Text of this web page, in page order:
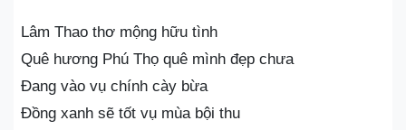
Lâm Thao thơ mộng hữu tình
Quê hương Phú Thọ quê mình đẹp chưa
Đang vào vụ chính cày bừa
Đồng xanh sẽ tốt vụ mùa bội thu